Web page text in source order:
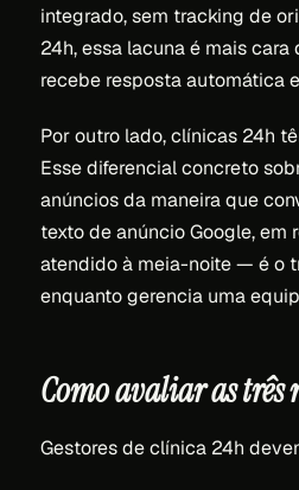
integrado, sem tracking de
24h, essa lacuna é mais
recebe resposta automática
Por outro lado, clínicas 24h
Esse diferencial concreto
anúncios da maneira que
texto de anúncio Google,
atendido à meia-noite — é o
enquanto gerencia uma
Como avaliar as
Gestores de clínica 24h